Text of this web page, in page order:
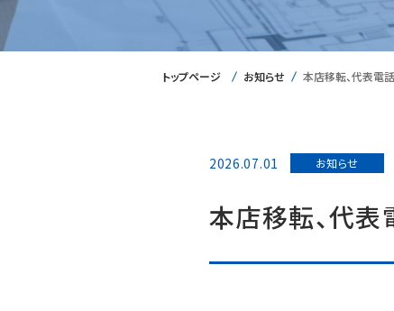
トップページ お知らせ 本店移転、代表電
2026.07.01 お知らせ
本店移転、代